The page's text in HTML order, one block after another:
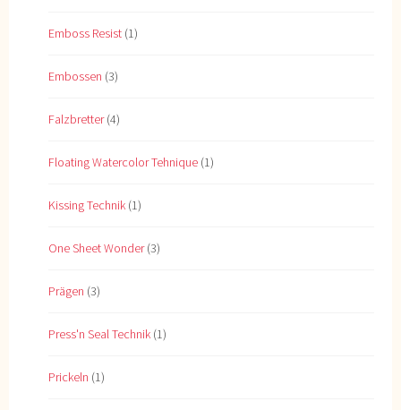
Emboss Resist (1)
Embossen (3)
Falzbretter(4)
Floating Watercolor Tehnique (1)
Kissing Technik (1)
One Sheet Wonder(3)
Prägen (3)
Press'n Seal Technik (1)
Prickeln (1)